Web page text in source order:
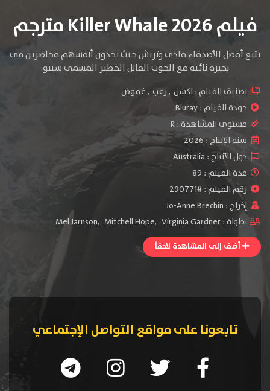
فيلم Killer Whale 2026 مترجم
يتبع أفضل الأصدقاء مادي وتريش حيث يجدون أنفسهم محاصرين في
بحيرة نائية مع الحوت القاتل الخطير المسمى سيتو.
تصنيف الفيلم : اكشن ,رعب ,غموض
جودة الفيلم :Bluray
مستوى المشاهدة :R
سنة الإنتاج :2026
دول الأنتاج : Australia
مدة الفيلم : 89
رقم الفيلم : #290771
إخراج : Jo-Anne Brechin
بطولة :
Mel Jarnson, Mitchell Hope, Virginia Gardner
أضف إلى المشاهدة لاحقاً
تابعونا على مواقع التواصل الإجتماعي